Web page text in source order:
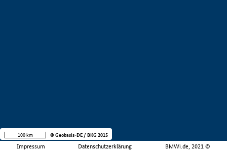
Impressum Datenschutzerklärung BMWi.de, 2021 ©
100 km © Geobasis-DE / BKG 2015